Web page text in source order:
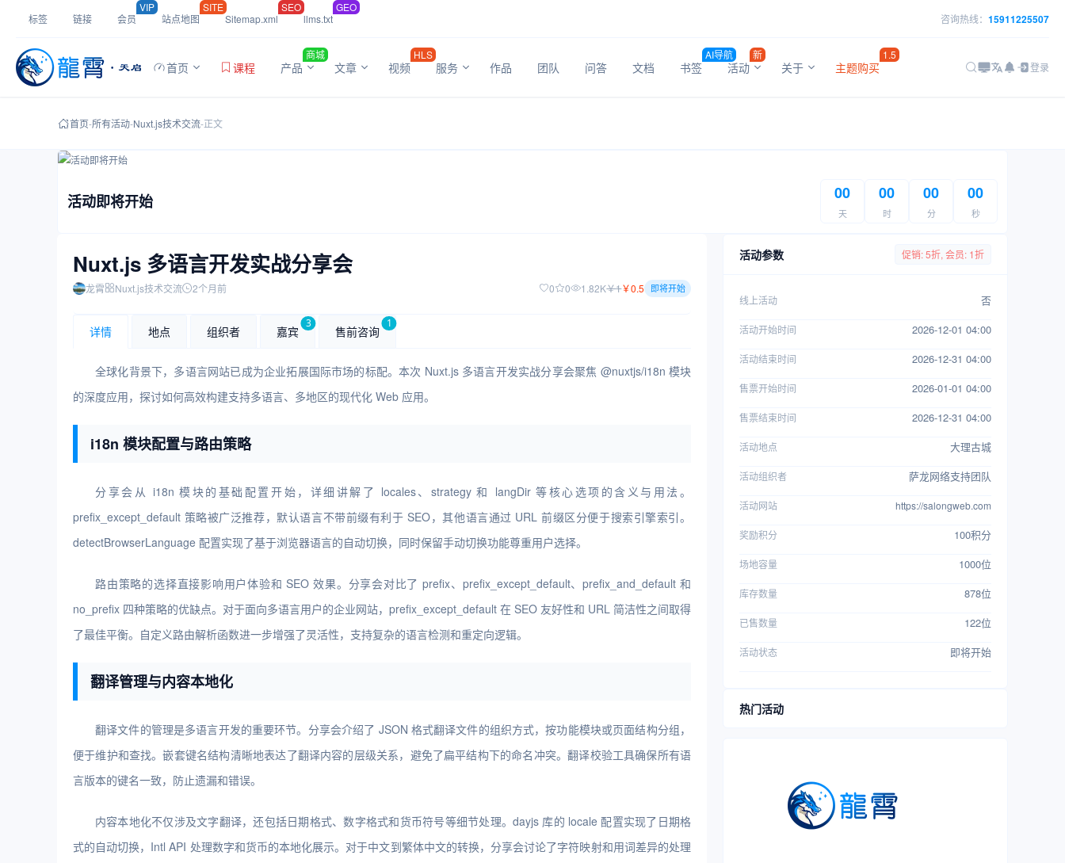
标签 链接 会员
VIP
站点地图
SITE
Sitemap.xml
SEO
llms.txt
GEO
咨询热线： 15911225507
首页 课程 产品
商城
文章 视频
HLS
服务 作品 团队 问答 文档 书签
AI导航
活动
新
关于 主题购买
1.5
登录
首页-所有活动-Nuxt.js技术交流-正文
活动即将开始 00
天
00
时
00
分
00
秒
Nuxt.js 多语言开发实战分享会
龙霄 Nuxt.js技术交流 2个月前 0 0 1.82K￥1￥0.5 即将开始
详情 地点 组织者 嘉宾
3
售前咨询
1
全球化背景下，多语言网站已成为企业拓展国际市场的标配。本次 Nuxt.js 多语言开发实战分享会聚焦 @nuxtjs/i18n 模块
的深度应用，探讨如何高效构建支持多语言、多地区的现代化 Web 应用。
i18n 模块配置与路由策略
分享会从 i18n 模块的基础配置开始，详细讲解了 locales、strategy 和 langDir 等核心选项的含义与用法。
prefix_except_default 策略被广泛推荐，默认语言不带前缀有利于 SEO，其他语言通过 URL 前缀区分便于搜索引擎索引。
detectBrowserLanguage 配置实现了基于浏览器语言的自动切换，同时保留手动切换功能尊重用户选择。
路由策略的选择直接影响用户体验和 SEO 效果。分享会对比了 prefix、prefix_except_default、prefix_and_default 和
no_prefix 四种策略的优缺点。对于面向多语言用户的企业网站，prefix_except_default 在 SEO 友好性和 URL 简洁性之间取得
了最佳平衡。自定义路由解析函数进一步增强了灵活性，支持复杂的语言检测和重定向逻辑。
翻译管理与内容本地化
翻译文件的管理是多语言开发的重要环节。分享会介绍了 JSON 格式翻译文件的组织方式，按功能模块或页面结构分组，
便于维护和查找。嵌套键名结构清晰地表达了翻译内容的层级关系，避免了扁平结构下的命名冲突。翻译校验工具确保所有语
言版本的键名一致，防止遗漏和错误。
内容本地化不仅涉及文字翻译，还包括日期格式、数字格式和货币符号等细节处理。dayjs 库的 locale 配置实现了日期格
式的自动切换，Intl API 处理数字和货币的本地化展示。对于中文到繁体中文的转换，分享会讨论了字符映射和用词差异的处理
活动参数 促销: 5折, 会员: 1折
线上活动 否
活动开始时间 2026-12-01 04:00
活动结束时间 2026-12-31 04:00
售票开始时间 2026-01-01 04:00
售票结束时间 2026-12-31 04:00
活动地点 大理古城
活动组织者 萨龙网络支持团队
活动网站 https://salongweb.com
奖励积分 100积分
场地容量 1000位
库存数量 878位
已售数量 122位
活动状态 即将开始
热门活动